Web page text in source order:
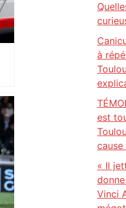
à
est
cause
« Il
Vinci